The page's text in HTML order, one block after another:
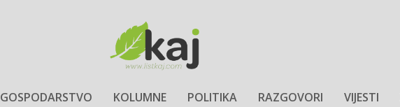
GOSPODARSTVO KOLUMNE POLITIKA RAZGOVORI VIJESTI